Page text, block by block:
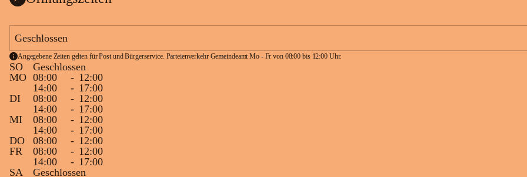
Geschlossen
Angegebene Zeiten gelten für Post und Bürgerservice. Parteienverkehr Gemeindeamt Mo - Fr von 08:00 bis 12:00 Uhr.
SO
Geschlossen
MO 08:00 - 12:00
14:00
- 17:00
DI
08:00 - 12:00
14:00
- 17:00
MI
08:00 - 12:00
14:00
- 17:00
DO
08:00 - 12:00
FR
08:00 - 12:00
14:00
- 17:00
SA
Geschlossen